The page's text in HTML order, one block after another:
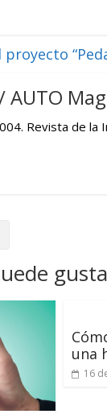
AUTO
Revista de la
una
16